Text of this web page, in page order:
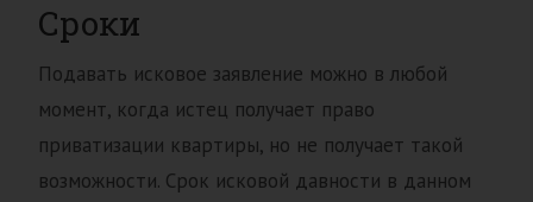
Сроки
Подавать исковое заявление можно в любой
момент, когда истец получает право
приватизации квартиры, но не получает такой
возможности. Срок исковой давности в данном